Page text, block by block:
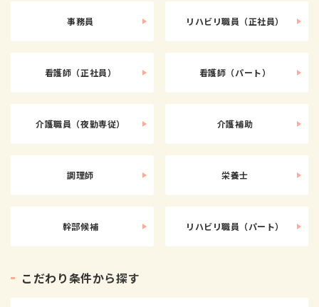
事務員 リハビリ職員（正社員）
看護師（正社員） 看護師（パート）
介護職員（夜勤専従） 介護補助
調理師 栄養士
幹部候補 リハビリ職員（パート）
こ だわり条件から探す